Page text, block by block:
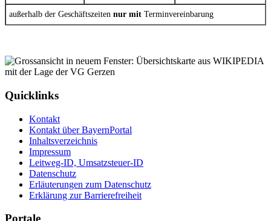
außerhalb der Geschäftszeiten nur mit Terminvereinbarung
Quicklinks
Kontakt
Kontakt über BayernPortal
Inhaltsverzeichnis
Impressum
Leitweg-ID, Umsatzsteuer-ID
Datenschutz
Erläuterungen zum Datenschutz
Erklärung zur Barrierefreiheit
Portale